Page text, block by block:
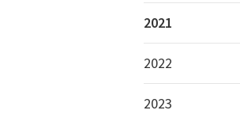
2021
2022
2023